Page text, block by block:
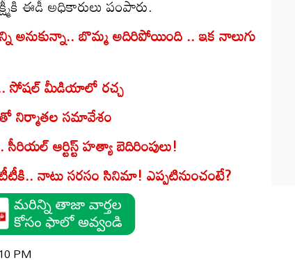
ఈడీ అధికారులు పంపారు.
అనుకున్నా.. బొమ్మ అదిరిపోయింది .. ఇక నాలుగు
సోష‌ల్ మీడియాలో ర‌చ్చ‌
తో నిర్మాతల సమావేశం
ఆర్టిస్ట్‌ హత్యా బెదిరింపులు!
నాటు స‌ర‌సం సినిమా! ఎప్ప‌టినుంచంటే?
PM